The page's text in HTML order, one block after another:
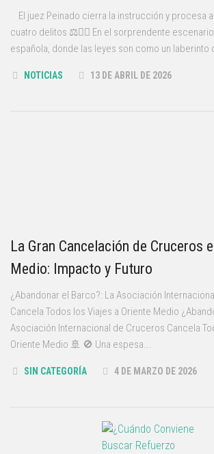
El juez Peinado cierra la instrucción y procesa
cuatro delitos ⚖️🕵️‍♀️ En el sorprendente
española, donde las leyes son como un laberinto
NOTICIAS 13 DE ABRIL DE 2026
La Gran Cancelación de Cruceros
Medio: Impacto y Futuro
¿Abandonar el Barco?: La Asociación
Cancela Todos los Viajes a Oriente Medio
Asociación Internacional de Cruceros Cancela
Oriente Medio 🚢 🚫 Una espesa...
SIN CATEGORÍA 4 DE MARZO DE 2026